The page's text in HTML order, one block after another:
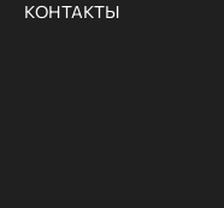
КОНТАКТЫ